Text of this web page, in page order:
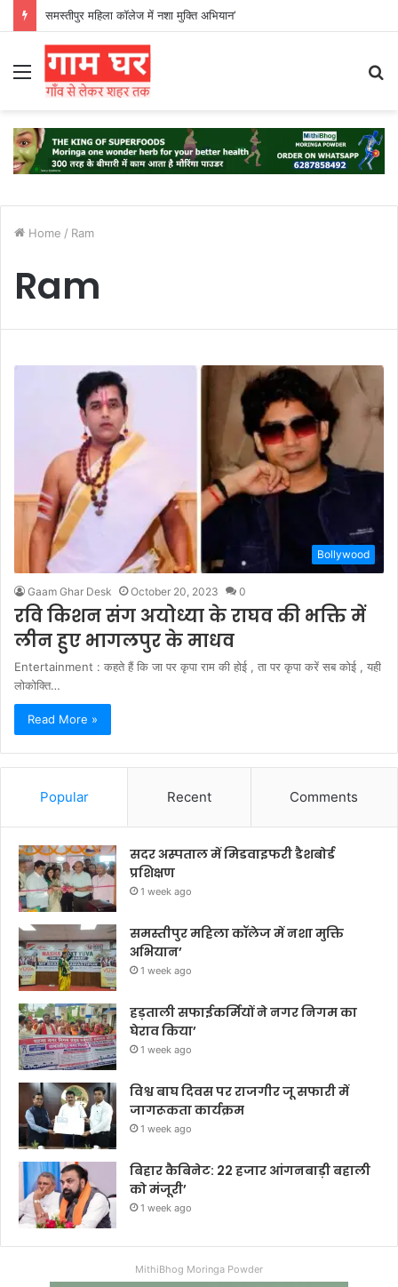
समस्तीपुर महिला कॉलेज में नशा मुक्ति अभियान’
Menu
Home / Ram
Ram
Bollywood
Gaam Ghar Desk October 20, 2023 0
रवि किशन संग अयोध्या के राघव की भक्ति में
लीन हुए भागलपुर के माधव
Entertainment : कहते हैं कि जा पर कृपा राम की होई , ता पर कृपा करें सब कोई , यही
लोकोक्ति…
Read More »
Popular Recent Comments
सदर अस्पताल में मिडवाइफरी डैशबोर्ड
प्रशिक्षण
1 week ago
समस्तीपुर महिला कॉलेज में नशा मुक्ति
अभियान’
1 week ago
हड़ताली सफाईकर्मियों ने नगर निगम का
घेराव किया’
1 week ago
विश्व बाघ दिवस पर राजगीर जू सफारी में
जागरूकता कार्यक्रम
1 week ago
बिहार कैबिनेट: 22 हजार आंगनबाड़ी बहाली
को मंजूरी’
1 week ago
MithiBhog Moringa Powder